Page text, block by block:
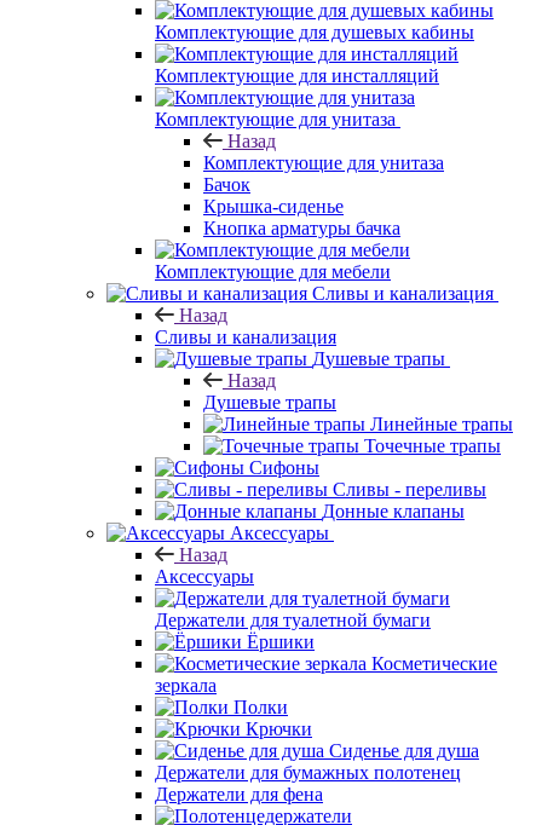
Комплектующие для душевых кабины
Комплектующие для инсталляций
Комплектующие для унитаза
Назад
Комплектующие для унитаза
Бачок
Крышка-сиденье
Кнопка арматуры бачка
Комплектующие для мебели
Сливы и канализация
Назад
Сливы и канализация
Душевые трапы
Назад
Душевые трапы
Линейные трапы
Точечные трапы
Сифоны
Сливы - переливы
Донные клапаны
Аксессуары
Назад
Аксессуары
Держатели для туалетной бумаги
Ёршики
Косметические
зеркала
Полки
Крючки
Сиденье для душа
Держатели для бумажных полотенец
Держатели для фена